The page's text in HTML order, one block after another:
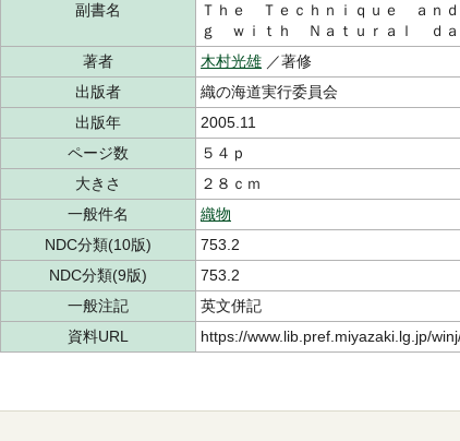
副書名
Ｔｈｅ Ｔｅｃｈｎｉｑｕｅ ａｎ
ｇ ｗｉｔｈ Ｎａｔｕｒａｌ ｄａ
著者
木村光雄 ／著修
出版者
織の海道実行委員会
出版年
2005.11
ページ数
５４ｐ
大きさ
２８ｃｍ
一般件名
織物
NDC分類(10版)
753.2
NDC分類(9版)
753.2
一般注記
英文併記
資料URL
https://www.lib.pref.miyazaki.lg.jp/